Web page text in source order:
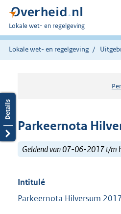
U
bent
hier:
Lokale wet- en regelgeving
Lokale wet- en regelgeving
Parkeernota
Geldend van 07-06-2017 t/m
Intitulé
Parkeernota Hilversum